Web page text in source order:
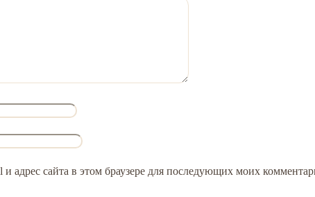
адрес сайта в этом браузере для последующих моих